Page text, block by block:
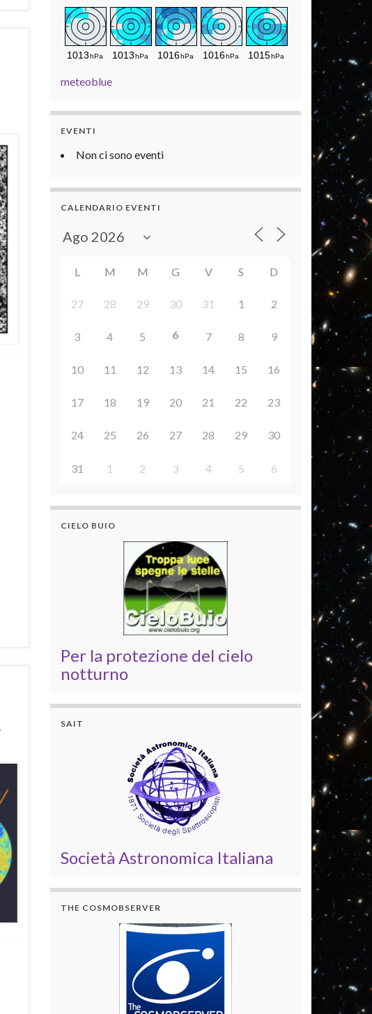
meteoblue
EVENTI
Non ci sono eventi
CALENDARIO EVENTI
L M M G V S D
27 28 29 30 31 1 2
3 4 5 6 7 8 9
10 11 12 13 14 15 16
17 18 19 20 21 22 23
24 25 26 27 28 29 30
31 1 2 3 4 5 6
CIELO BUIO
Per la protezione del cielo
notturno
SAIT
Società Astronomica Italiana
THE COSMOBSERVER